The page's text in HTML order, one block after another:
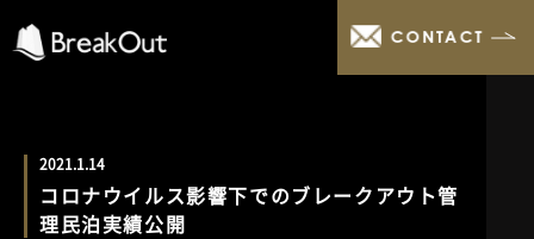
CONTACT
2021.1.14
コロナウイルス影響下でのブレークアウト管
理民泊実績公開